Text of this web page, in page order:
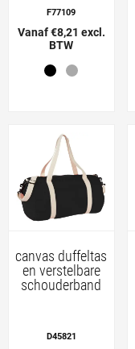
F77109
Vanaf €8,21 excl.
BTW
canvas duffeltas
en verstelbare
schouderband
D45821